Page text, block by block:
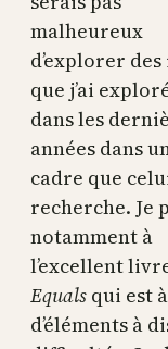
malheureux
d’explorer des
que j’ai
dans les
années dans
cadre que
recherche. Je
notamment à
l’excellent
Equals qui est
d’éléments à